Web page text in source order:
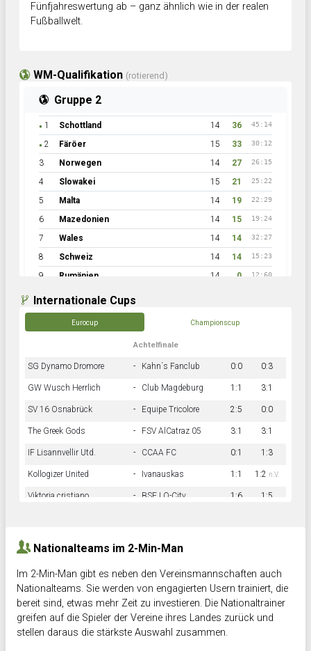
Fünfjahreswertung ab – ganz ähnlich wie in der realen
Fußballwelt.
WM-Qualifikation (rotierend)
Gruppe 2
● 1 Schottland 14 36 45:14
● 2 Färöer 15 33 30:12
3 Norwegen 14 27 26:15
4 Slowakei 15 21 25:22
5 Malta 14 19 22:29
6 Mazedonien 14 15 19:24
7 Wales 14 14 32:27
8 Schweiz 14 14 15:23
9 Rumänien 14 0 12:60
Internationale Cups
Eurocup Championscup
Achtelfinale
SG Dynamo Dromore - Kahn´s Fanclub 0:0 0:3
GW Wusch Herrlich - Club Magdeburg 1:1 3:1
SV 16 Osnabrück - Equipe Tricolore 2:5 0:0
The Greek Gods - FSV AlCatraz 05 3:1 3:1
IF Lisannvellir Utd. - CCAA FC 0:1 1:3
Kollogizer United - Ivanauskas 1:1 1:2 n.V.
Viktoria cristiano - BSF LO-City 1:6 1:5
Nationalteams im 2-Min-Man
Im 2-Min-Man gibt es neben den Vereinsmannschaften auch
Nationalteams. Sie werden von engagierten Usern trainiert, die
bereit sind, etwas mehr Zeit zu investieren. Die Nationaltrainer
greifen auf die Spieler der Vereine ihres Landes zurück und
stellen daraus die stärkste Auswahl zusammen.